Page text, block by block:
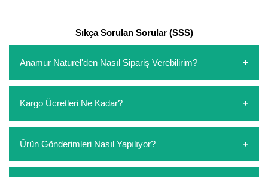
Sıkça Sorulan Sorular (SSS)
Anamur Naturel'den Nasıl Sipariş Verebilirim?
oluşturarak,iletişim numaralarımızdan bizi arayarak veya
whatsapp hattımızdan bizlere isteklerinizi yazarak sipariş
ödemelerini sipariş verdikten sonra havale/eft veya sipariş
Kargo Ücretleri Ne Kadar?
etmeyin diye 1500 lira ve üzerindeki siparişlerinizde
kargoyu biz karşılıyoruz. 1500 Lira altında kalan
Ürün Gönderimleri Nasıl Yapılıyor?
Pepino Fidanı
Pitaya Fidanı
Trabzon Hurması Fidanı
Üzüm Fidanı